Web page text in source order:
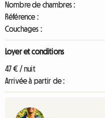
Nombre de chambres :
Référence :
Couchages :
Loyer et conditions
47 € / nuit
Arrivée à partir de :